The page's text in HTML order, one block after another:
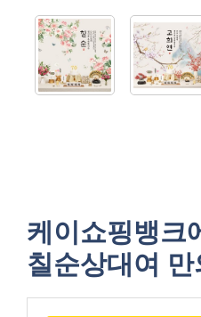
케이쇼핑뱅크
칠순상대여